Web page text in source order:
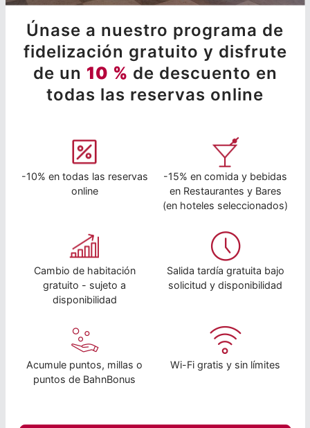
Únase a nuestro programa de
fidelización gratuito y disfrute
de un 10 % de descuento en
todas las reservas online
-10% en todas las reservas
online
-15% en comida y bebidas
en Restaurantes y Bares
(en hoteles seleccionados)
Cambio de habitación
gratuito - sujeto a
disponibilidad
Salida tardía gratuita bajo
solicitud y disponibilidad
Acumule puntos, millas o
puntos de BahnBonus
Wi-Fi gratis y sin límites